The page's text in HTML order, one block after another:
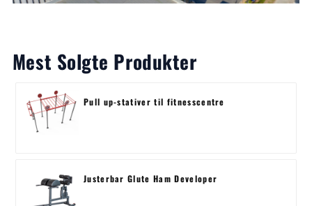
Mest Solgte Produkter
Pull up-stativer til fitnesscentre
Justerbar Glute Ham Developer